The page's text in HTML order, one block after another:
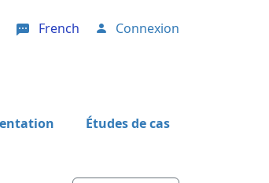
French User account menu
Connexion
Études de cas